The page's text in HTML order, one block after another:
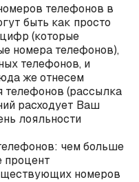
телефонов в
быть как просто
(которые
номера телефонов),
телефонов, и
же отнесем
(рассылка
расходует Ваш
лояльности
чем больше
процент
номеров